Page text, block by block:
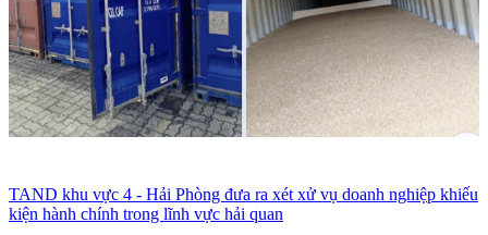
TAND khu vực 4 - Hải Phòng đưa ra xét xử vụ doanh nghiệp khiếu
kiện hành chính trong lĩnh vực hải quan